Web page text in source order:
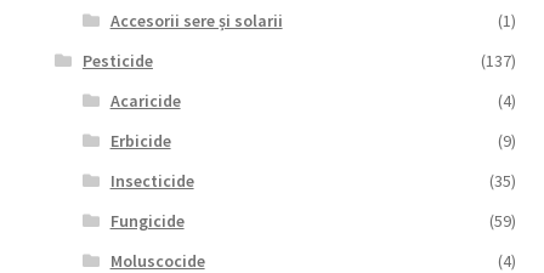
Accesorii sere și solarii
(1)
Pesticide
(137)
Acaricide
(4)
Erbicide
(9)
Insecticide
(35)
Fungicide
(59)
Moluscocide
(4)